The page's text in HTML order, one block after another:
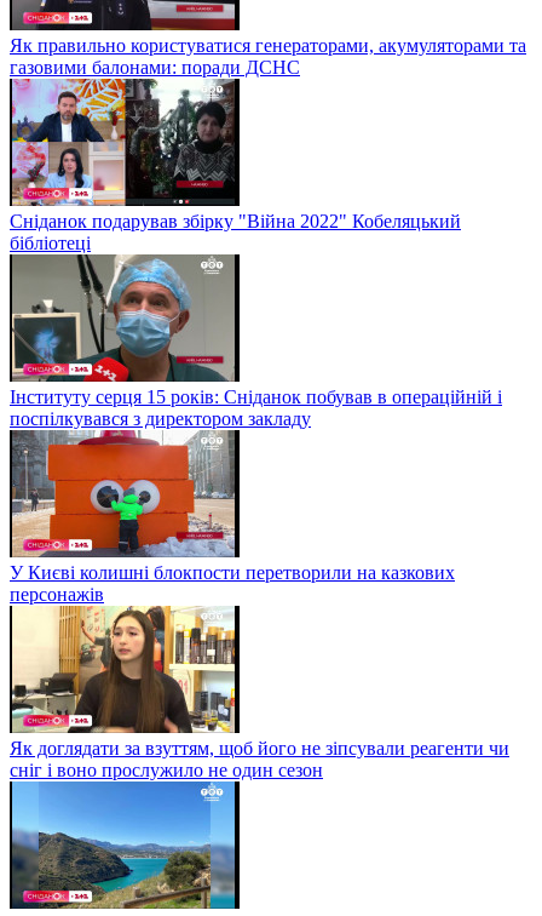
Як правильно користуватися генераторами, акумуляторами та
газовими балонами: поради ДСНС
Сніданок подарував збірку "Війна 2022" Кобеляцький
бібліотеці
Інституту серця 15 років: Сніданок побував в операційній і
поспілкувався з директором закладу
У Києві колишні блокпости перетворили на казкових
персонажів
Як доглядати за взуттям, щоб його не зіпсували реагенти чи
сніг і воно прослужило не один сезон